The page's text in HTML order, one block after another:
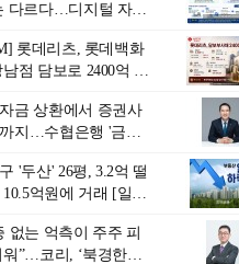
다르다…디지털 자본
롯데리츠, 롯데백화
남점 담보로 2400억 조
금 상환에서 증권사
지…수협은행 '금융
융그룹의 꿈①]
'두산' 26평, 3.2억 떨
10.5억원에 거래 [일일
없는 억측이 주주 피
워”…코리, ‘북경한미